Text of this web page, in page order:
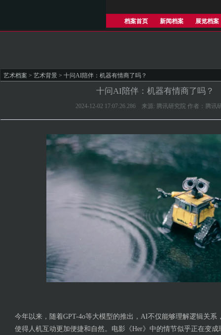
档案首页 新闻档案 展览档案
艺术档案 > 艺术背景 > 十问AI陪伴：机器有情商了吗？
十问AI陪伴：机器有情商了吗？
2024-12-02 17:07:26.286 来源: 腾讯研究院 作者：腾讯
今年以来，随着GPT-4o等大模型的推出，AI不仅能够理解逻辑关系
使得人机互动更加便捷和自然。电影《Her》中的情节似乎正在变